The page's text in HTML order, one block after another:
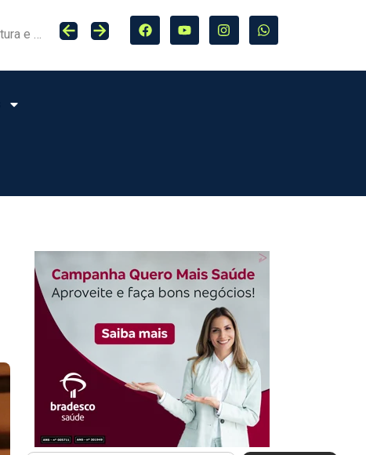
Seguro entra no centro da adaptação climática e da proteção de cidades, infraestrutura e agro